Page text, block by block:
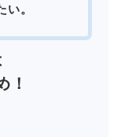
。
！